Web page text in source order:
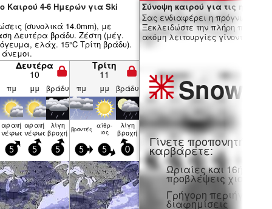
Καιρού 4-6 Ημερών για Ski
(συνολικά 14.0mm), με
Δευτέρα βράδυ. Ζέστη (μέγ.
ελάχ. 15°C Τρίτη βράδυ).
Δευτέρα
10
Τρίτη
11
πμ μμ βράδυ πμ μμ βράδυ
αραιή
νέφωση
αραιή
νέφωση
λίγη
βροχή βρον­τές αίθρ­
ιος
λίγη
βροχή
5 5 5 5 5 0
Σύνοψη καιρού για τις ημέρες
Σας ενδιαφέρει η πρόγνωση 16
Ξεκλειδώστε την πλήρη
ακόμη λειτουργίες γίνοντας
Snow
Γίνετε προπονητή και
καρβάρετε:
Ωριαίες και
προβλέψεις χιονιού
Γρήγορη περιήγηση
διαφημίσεις